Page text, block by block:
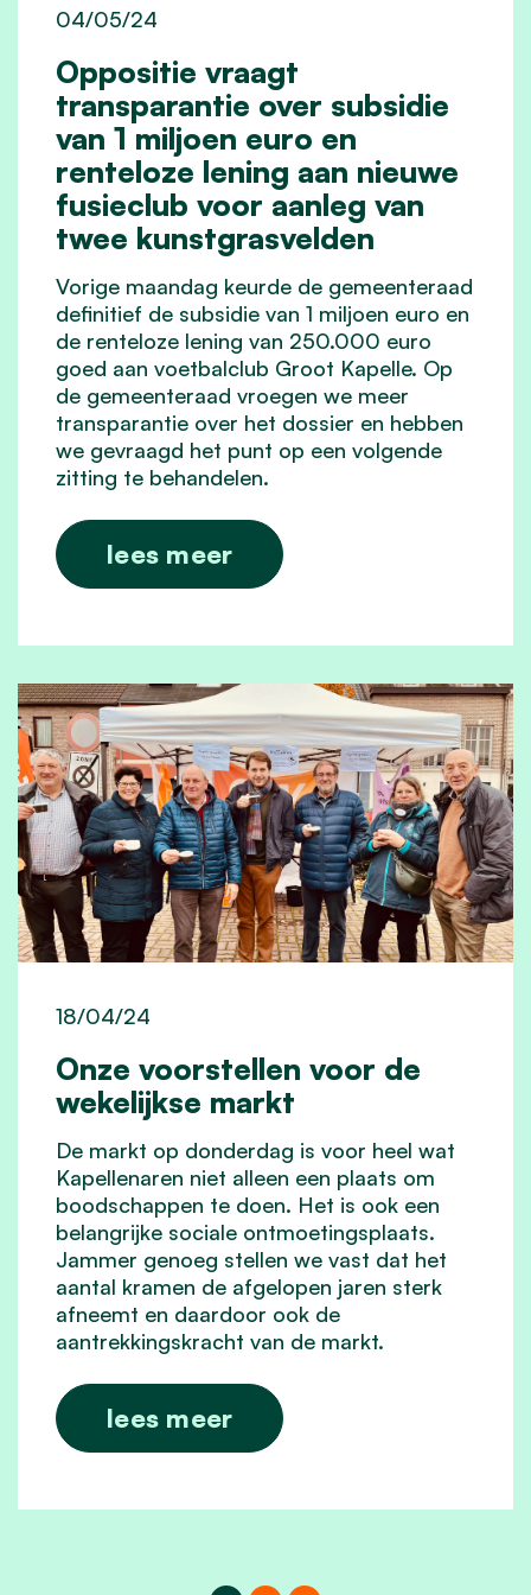
Oppositie vraagt
transparantie over subsidie
van 1 miljoen euro en
renteloze lening aan nieuwe
fusieclub voor aanleg van
twee kunstgrasvelden
04/05/24
Vorige maandag keurde de gemeenteraad
definitief de subsidie van 1 miljoen euro en
de renteloze lening van 250.000 euro
goed aan voetbalclub Groot Kapelle. Op
de gemeenteraad vroegen we meer
transparantie over het dossier en hebben
we gevraagd het punt op een volgende
zitting te behandelen.
lees meer
Onze voorstellen voor de
wekelijkse markt
18/04/24
De markt op donderdag is voor heel wat
Kapellenaren niet alleen een plaats om
boodschappen te doen. Het is ook een
belangrijke sociale ontmoetingsplaats.
Jammer genoeg stellen we vast dat het
aantal kramen de afgelopen jaren sterk
afneemt en daardoor ook de
aantrekkingskracht van de markt.
lees meer